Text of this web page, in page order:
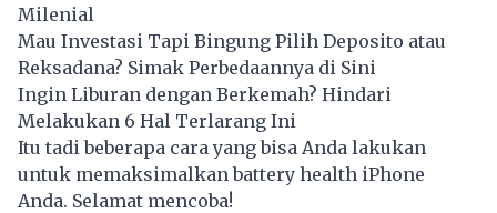
Milenial
Mau Investasi Tapi Bingung Pilih Deposito atau
Reksadana? Simak Perbedaannya di Sini
Ingin Liburan dengan Berkemah? Hindari
Melakukan 6 Hal Terlarang Ini
Itu tadi beberapa cara yang bisa Anda lakukan
untuk memaksimalkan battery health iPhone
Anda. Selamat mencoba!